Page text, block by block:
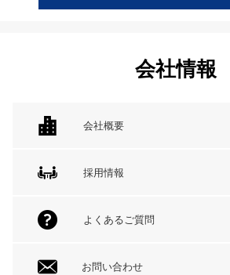
会社情報
会社概要
採用情報
よくあるご質問
お問い合わせ